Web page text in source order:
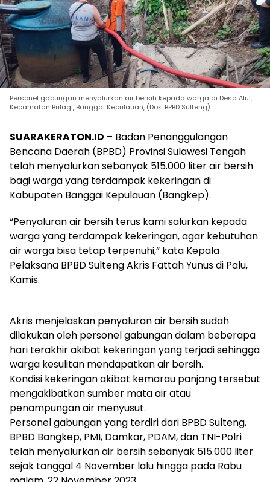
Personel gabungan menyalurkan air bersih kepada warga di Desa Alul,
Kecamatan Bulagi, Banggai Kepulauan, (Dok. BPBD Sulteng)
SUARAKERATON.ID – Badan Penanggulangan
Bencana Daerah (BPBD) Provinsi Sulawesi Tengah
telah menyalurkan sebanyak 515.000 liter air bersih
bagi warga yang terdampak kekeringan di
Kabupaten Banggai Kepulauan (Bangkep).
“Penyaluran air bersih terus kami salurkan kepada
warga yang terdampak kekeringan, agar kebutuhan
air warga bisa tetap terpenuhi,” kata Kepala
Pelaksana BPBD Sulteng Akris Fattah Yunus di Palu,
Kamis.
Akris menjelaskan penyaluran air bersih sudah
dilakukan oleh personel gabungan dalam beberapa
hari terakhir akibat kekeringan yang terjadi sehingga
warga kesulitan mendapatkan air bersih.
Kondisi kekeringan akibat kemarau panjang tersebut
mengakibatkan sumber mata air atau
penampungan air menyusut.
Personel gabungan yang terdiri dari BPBD Sulteng,
BPBD Bangkep, PMI, Damkar, PDAM, dan TNI-Polri
telah menyalurkan air bersih sebanyak 515.000 liter
sejak tanggal 4 November lalu hingga pada Rabu